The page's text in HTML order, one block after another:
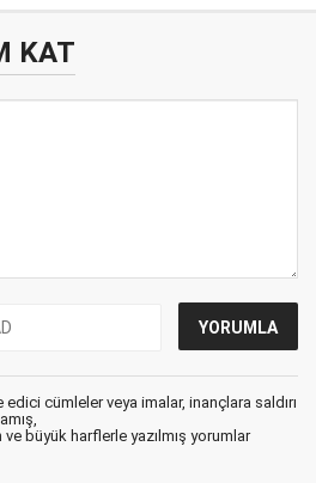
KAT
cümleler veya imalar, inançlara saldırı
büyük harflerle yazılmış yorumlar